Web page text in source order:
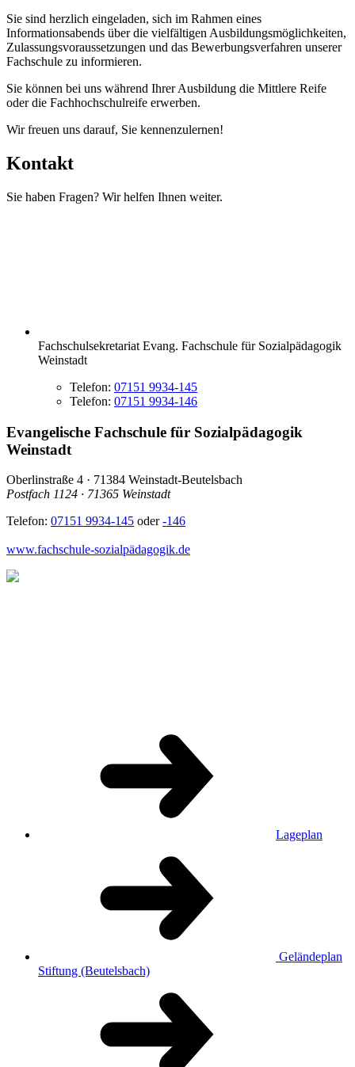
Sie sind herzlich eingeladen, sich im Rahmen eines
Informationsabends über die vielfältigen Ausbildungsmöglichkeiten,
Zulassungsvoraussetzungen und das Bewerbungsverfahren unserer
Fachschule zu informieren.
Sie können bei uns während Ihrer Ausbildung die Mittlere Reife
oder die Fachhochschulreife erwerben.
Wir freuen uns darauf, Sie kennenzulernen!
Kontakt
Sie haben Fragen? Wir helfen Ihnen weiter.
Fachschulsekretariat Evang. Fachschule für Sozialpädagogik
Weinstadt
Telefon: 07151 9934-145
Telefon: 07151 9934-146
Evangelische Fachschule für Sozialpädagogik
Weinstadt
Oberlinstraße 4 · 71384 Weinstadt-Beutelsbach
Postfach 1124 · 71365 Weinstadt
Telefon: 07151 9934-145 oder-146
www.fachschule-sozialpädagogik.de
Lageplan
Geländeplan
Stiftung (Beutelsbach)